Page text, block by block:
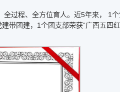
过程、全方位育人。近5年来， 1
带团建，1个团支部荣获“广西五四